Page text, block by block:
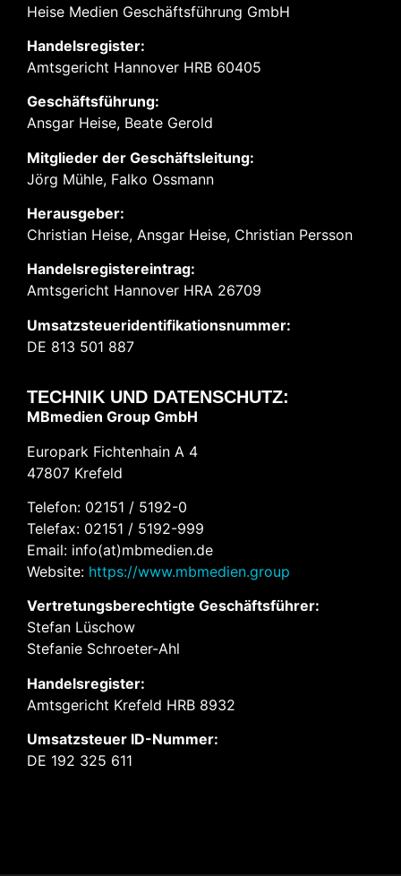
Heise Medien Geschäftsführung GmbH
Handelsregister:
Amtsgericht Hannover HRB 60405
Geschäftsführung:
Ansgar Heise, Beate Gerold
Mitglieder der Geschäftsleitung:
Jörg Mühle, Falko Ossmann
Herausgeber:
Christian Heise, Ansgar Heise, Christian Persson
Handelsregistereintrag:
Amtsgericht Hannover HRA 26709
Umsatzsteueridentifikationsnummer:
DE 813 501 887
TECHNIK UND DATENSCHUTZ:
MBmedien Group GmbH
Europark Fichtenhain A 4
47807 Krefeld
Telefon: 02151 / 5192-0
Telefax: 02151 / 5192-999
Email: info(at)mbmedien.de
Website: https://www.mbmedien.group
Vertretungsberechtigte Geschäftsführer:
Stefan Lüschow
Stefanie Schroeter-Ahl
Handelsregister:
Amtsgericht Krefeld HRB 8932
Umsatzsteuer ID-Nummer:
DE 192 325 611